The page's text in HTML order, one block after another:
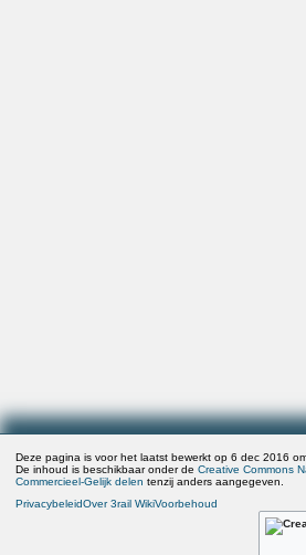
Deze pagina is voor het laatst bewerkt op 6 dec 2016
De inhoud is beschikbaar onder deCreative Commons
Commercieel-Gelijk delen tenzij anders aangegeven.
PrivacybeleidOver 3rail WikiVoorbehoud